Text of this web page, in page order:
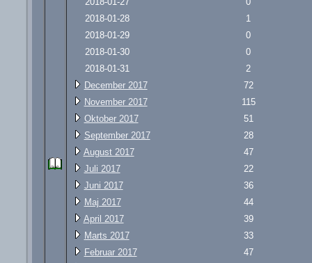
2018-01-28
1
2018-01-29
0
2018-01-30
0
2018-01-31
2
December 2017
72
November 2017
115
Oktober 2017
51
September 2017
28
August 2017
47
Juli 2017
22
Juni 2017
36
Maj 2017
44
April 2017
39
Marts 2017
33
Februar 2017
47